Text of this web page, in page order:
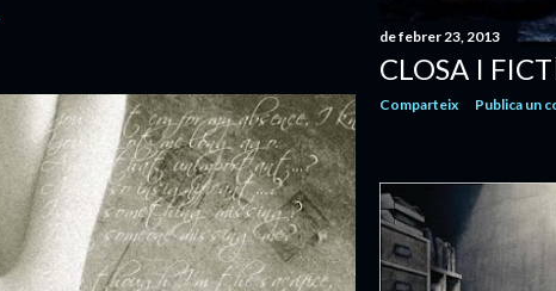
de febrer 23, 2013
CLOSA I
Comparteix Publica un